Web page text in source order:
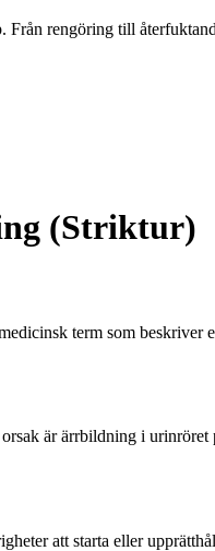
rengöring till
(Striktur)
term som
är ärrbildning i
att starta eller